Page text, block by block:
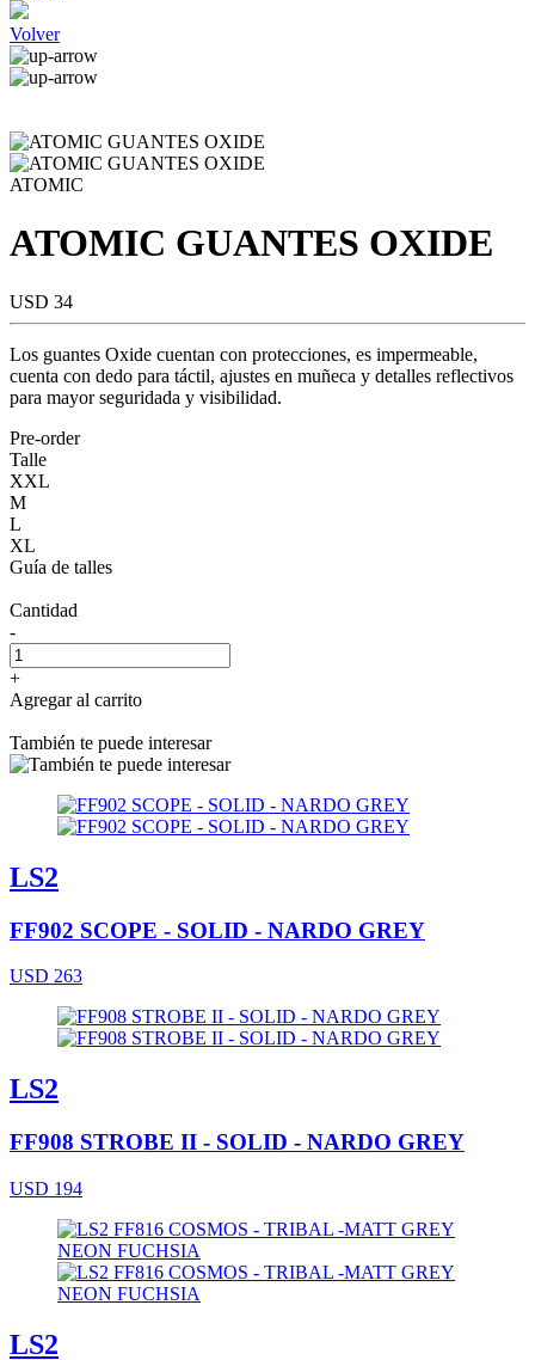
Volver
ATOMIC
ATOMIC GUANTES OXIDE
USD 34
Los guantes Oxide cuentan con protecciones, es impermeable,
cuenta con dedo para táctil, ajustes en muñeca y detalles reflectivos
para mayor seguridada y visibilidad.
Pre-order
Talle
XXL
M
L
XL
Guía de talles
Cantidad
-
+
Agregar al carrito
También te puede interesar
LS2
FF902 SCOPE - SOLID - NARDO GREY
USD 263
LS2
FF908 STROBE II - SOLID - NARDO GREY
USD 194
LS2